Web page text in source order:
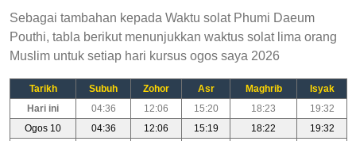
Sebagai tambahan kepada Waktu solat Phumi Daeum
Pouthi, tabla berikut menunjukkan waktus solat lima orang
Muslim untuk setiap hari kursus ogos saya 2026
Tarikh Subuh Zohor Asr Maghrib
Isyak
Hari ini
04:36 12:06 15:20 18:23
19:32
Ogos 10
04:36 12:06 15:19 18:22
19:32